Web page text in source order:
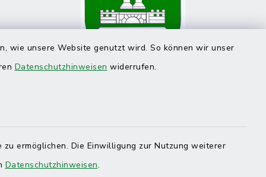
wie unsere Website genutzt wird. So können wir unser
Datenschutzhinweisen widerrufen.
ermöglichen. Die Einwilligung zur Nutzung weiterer
Datenschutzhinweisen.